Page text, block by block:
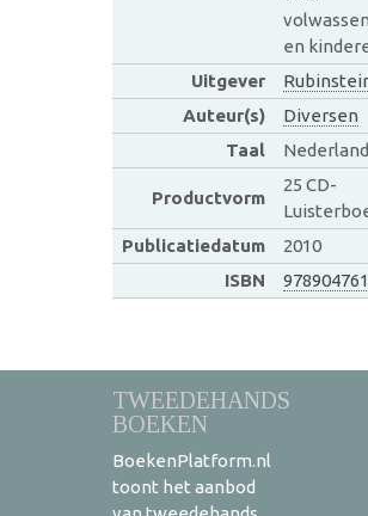
en
Uitgever
Auteur(s)
Diversen
Taal
Productvorm
25 CD-
Publicatiedatum
2010
ISBN
TWEEDEHANDS
BOEKEN
BoekenPlatform.nl
toont het aanbod